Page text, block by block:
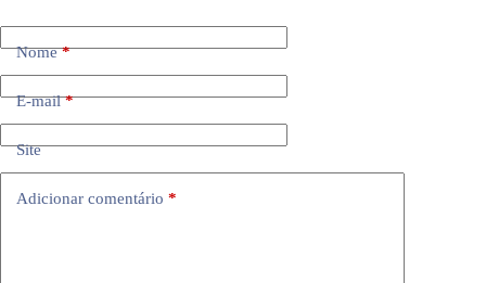
Nome*
E-mail*
Site
Adicionar comentário *